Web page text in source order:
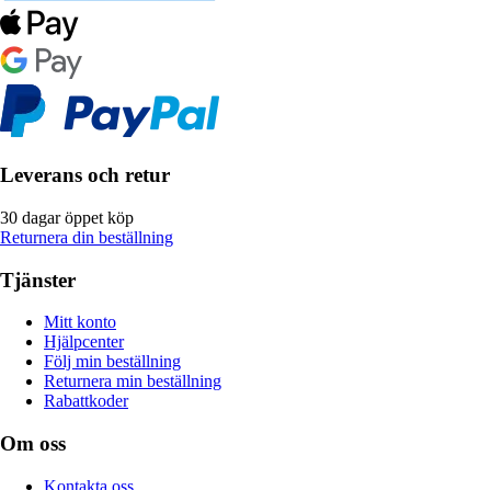
Leverans och retur
30 dagar öppet köp
Returnera din beställning
Tjänster
Mitt konto
Hjälpcenter
Följ min beställning
Returnera min beställning
Rabattkoder
Om oss
Kontakta oss